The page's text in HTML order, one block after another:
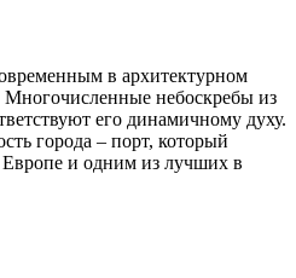
в архитектурном
небоскребы из
его динамичному духу.
города – порт, который
и одним из лучших в